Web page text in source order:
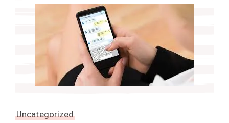
Uncategorized